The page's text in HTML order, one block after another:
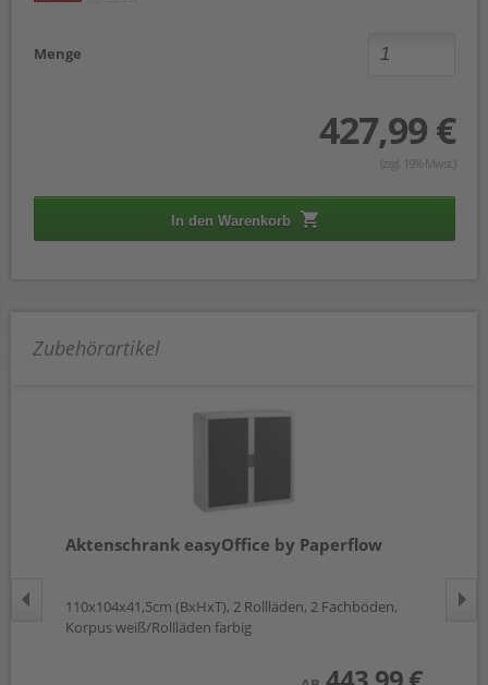
Menge
427,99 €
(zzgl. 19% Mwst.)
In den Warenkorb
Zubehörartikel
Aktenschrank easyOffice by Paperflow
110x104x41,5cm (BxHxT), 2 Rollläden, 2 Fachböden,
Korpus weiß/Rollläden farbig